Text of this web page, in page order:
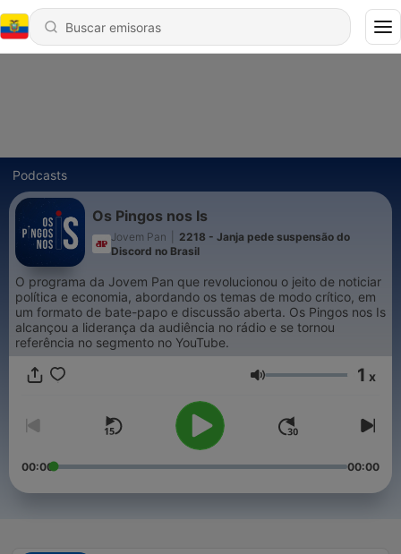
Podcasts
Os Pingos nos Is
Jovem Pan
2218 - Janja pede suspensão do
Discord no Brasil
O programa da Jovem Pan que revolucionou o jeito de noticiar
política e economia, abordando os temas de modo crítico, em
um formato de bate-papo e discussão aberta. Os Pingos nos Is
alcançou a liderança da audiência no rádio e se tornou
referência no segmento no YouTube.
Volumen 1 x
00:00 00:00